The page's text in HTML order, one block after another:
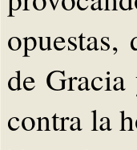
de
contra la